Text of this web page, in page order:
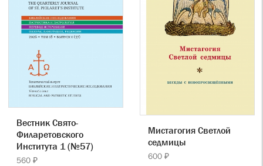
Вестник Свято-
Филаретовского
Института 1 (№57)
560 ₽
Мистагогия Светлой
седмицы
600 ₽